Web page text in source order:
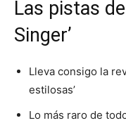
Las pistas
Singer’
Lleva consigo la
estilosas’
Lo más raro de